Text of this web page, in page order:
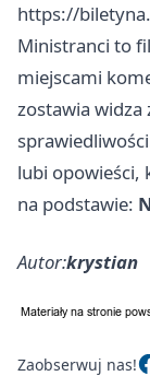
https://
Ministranci to
miejscami
zostawia widza
lubi opowieści,
na podstawie:
Autor:krystian
Zaobserwuj nas!